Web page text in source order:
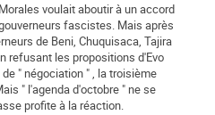
voulait aboutir à un accord
fascistes. Mais après
de Beni, Chuquisaca, Tajira
refusant les propositions d'Evo
" négociation " , la troisième
" l'agenda d'octobre " ne se
profite à la réaction.